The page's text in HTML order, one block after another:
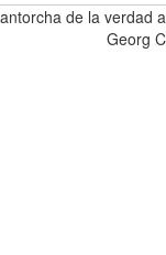
de la verdad
Georg